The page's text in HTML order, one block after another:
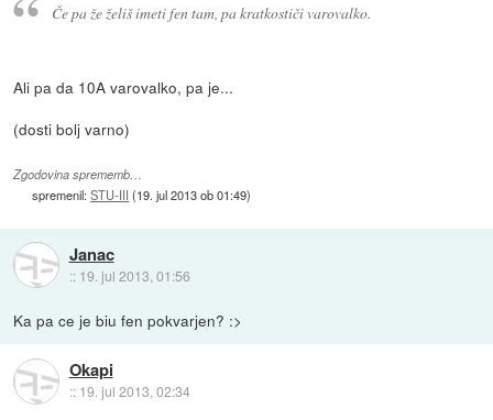
Če pa že želiš imeti fen tam, pa kratkostiči varovalko.
Ali pa da 10A varovalko, pa je...
(dosti bolj varno)
Zgodovina sprememb…
spremenil:STU-III (19. jul 2013 ob 01:49)
Janac
:: 19. jul 2013, 01:56
Ka pa ce je biu fen pokvarjen? :>
Okapi
:: 19. jul 2013, 02:34